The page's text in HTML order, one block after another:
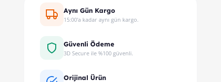
Aynı Gün Kargo
15:00'a kadar aynı gün kargo.
Güvenli Ödeme
3D Secure ile %100 güvenli.
Orijinal Ürün